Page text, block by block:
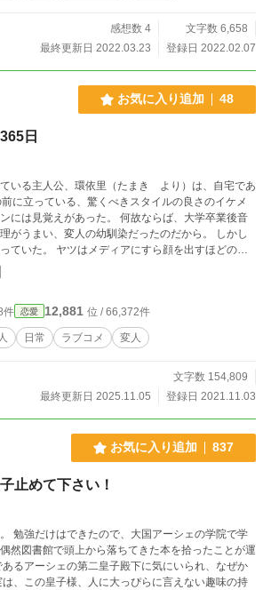
感想数 4
文字数 6,658
最終更新日 2022.03.23
登録日 2022.02.07
お気に入り追加 48
日
いる主人公、環依里（たまき より）は、自宅であ
に立っている、驚くべきスタイルの良さのイケメ
には見覚えがあった。 何故ならば、大学卒業後音
がうまい、変人の幼馴染だったのだから。 しかし
ていた。 ヤツはメディアにすら顔を出すほどの、
ったのだ！ 取扱説明書が必要な変人（世間では天
る一般人OL（通訳）の、ボケとツッコミがぶつか
）
件 恋愛 12,881 位 / 66,372件
日常 ラブコメ 変人
文字数 154,809
最終更新日 2025.11.05
登録日 2021.11.03
お気に入り追加 837
止めて下さい！
勉強だけはできたので、大国アーシェの学院で学
然図書館で頭上から落ちてきた本を拾ったことが運
るアーシェの第二皇子殿下に気にいられ、なぜか
、この皇子様、人に大っぴらに言えない趣味の持